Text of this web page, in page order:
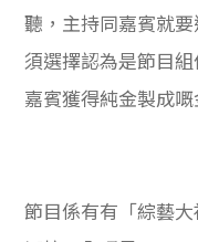
聽，主持同嘉賓就要
須選擇認為是節目
嘉賓獲得純金製成嘅
節目係有有「綜藝